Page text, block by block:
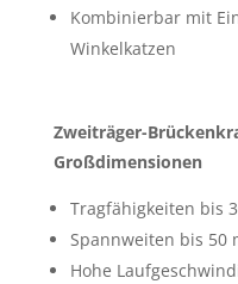
Kombinierbar mit
Winkelkatzen
Zweiträger-
Großdimensionen
Tragfähigkeiten bis
Spannweiten bis 50
Hohe